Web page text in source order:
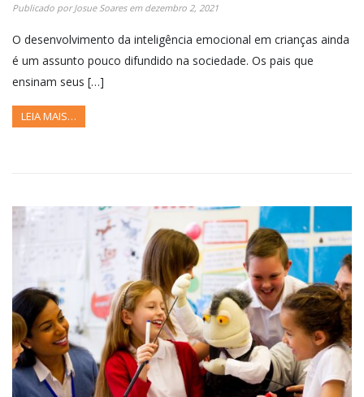
Publicado porJosue Soaresem dezembro 2, 2021
O desenvolvimento da inteligência emocional em crianças ainda
é um assunto pouco difundido na sociedade. Os pais que
ensinam seus […]
LEIA MAIS…